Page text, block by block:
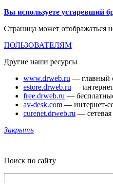
Вы используете устаревший
Страница может отображаться
ПОЛЬЗОВАТЕЛЯМ
Другие наши ресурсы
www.drweb.ru — главный
estore.drweb.ru —
free.drweb.ru —
av-desk.com — интернет-
curenet.drweb.ru — сетевая
Закрыть
Поиск по сайту